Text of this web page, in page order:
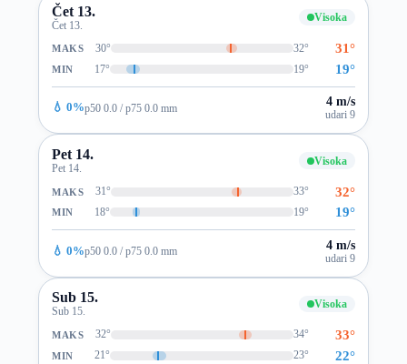
Čet 13.
Čet 13.
Visoka
MAKS 30° 32° 31°
MIN 17° 19° 19°
💧 0%p50 0.0 / p75 0.0 mm 4 m/s
udari 9
Pet 14.
Pet 14.
Visoka
MAKS 31° 33° 32°
MIN 18° 19° 19°
💧 0%p50 0.0 / p75 0.0 mm 4 m/s
udari 9
Sub 15.
Sub 15.
Visoka
MAKS 32° 34° 33°
MIN 21° 23° 22°